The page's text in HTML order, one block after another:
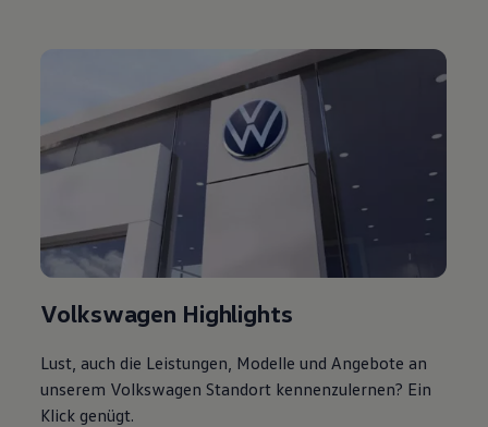
Volkswagen Highlights
Lust, auch die Leistungen, Modelle und Angebote an
unserem Volkswagen Standort kennenzulernen? Ein
Klick genügt.